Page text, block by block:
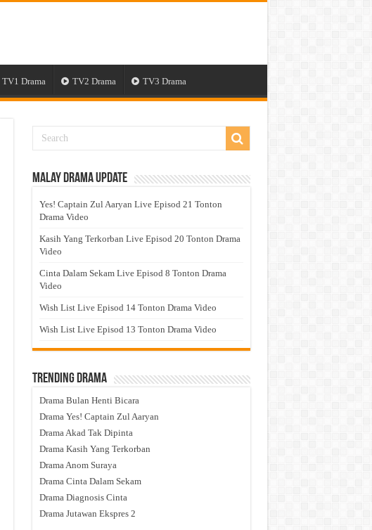
TV1 Drama TV2 Drama TV3 Drama
Malay Drama Update
Yes! Captain Zul Aaryan Live Episod 21 Tonton
Drama Video
Kasih Yang Terkorban Live Episod 20 Tonton Drama
Video
Cinta Dalam Sekam Live Episod 8 Tonton Drama
Video
Wish List Live Episod 14 Tonton Drama Video
Wish List Live Episod 13 Tonton Drama Video
Trending Drama
Drama Bulan Henti Bicara
Drama Yes! Captain Zul Aaryan
Drama Akad Tak Dipinta
Drama Kasih Yang Terkorban
Drama Anom Suraya
Drama Cinta Dalam Sekam
Drama Diagnosis Cinta
Drama Jutawan Ekspres 2